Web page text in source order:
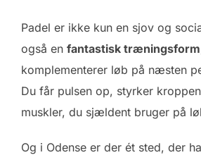
Padel er ikke kun en sjov og
også en fantastisk træningsform
komplementerer løb på næsten
Du får pulsen op, styrker
muskler, du sjældent bruger på
Og i Odense er der ét sted, der